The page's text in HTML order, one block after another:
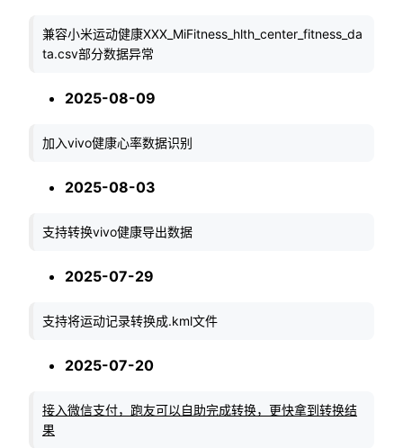
兼容小米运动健康XXX_MiFitness_hlth_center_fitness_da
ta.csv部分数据异常
2025-08-09
加入vivo健康心率数据识别
2025-08-03
支持转换vivo健康导出数据
2025-07-29
支持将运动记录转换成.kml文件
2025-07-20
接入微信支付，跑友可以自助完成转换，更快拿到转换结
果